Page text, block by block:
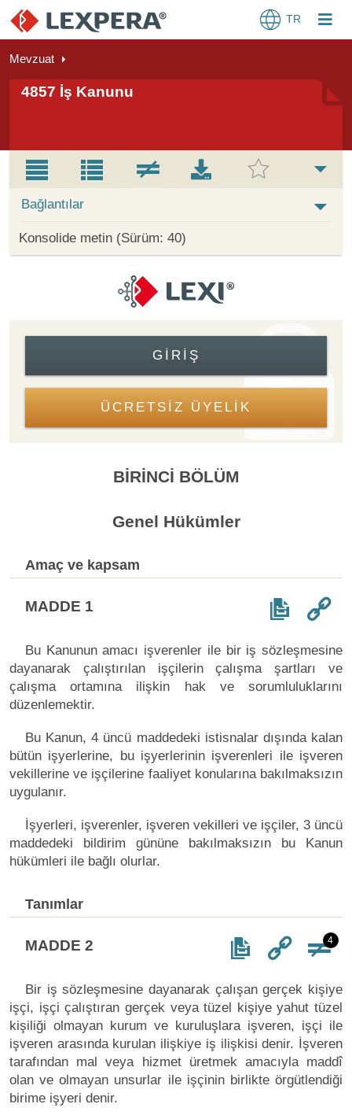
TR
Mevzuat
4857 İş Kanunu
Bağlantılar
Konsolide metin (Sürüm: 40)
GIRIŞ
ÜCRETSİZ ÜYELİK
BİRİNCİ BÖLÜM
Genel Hükümler
Amaç ve kapsam
MADDE 1
Bu Kanunun amacı işverenler ile bir iş sözleşmesine
dayanarak çalıştırılan işçilerin çalışma şartları ve
çalışma ortamına ilişkin hak ve sorumluluklarını
düzenlemektir.
Bu Kanun, 4 üncü maddedeki istisnalar dışında kalan
bütün işyerlerine, bu işyerlerinin işverenleri ile işveren
vekillerine ve işçilerine faaliyet konularına bakılmaksızın
uygulanır.
İşyerleri, işverenler, işveren vekilleri ve işçiler, 3 üncü
maddedeki bildirim gününe bakılmaksızın bu Kanun
hükümleri ile bağlı olurlar.
Tanımlar
MADDE 2 4
Bir iş sözleşmesine dayanarak çalışan gerçek kişiye
işçi, işçi çalıştıran gerçek veya tüzel kişiye yahut tüzel
kişiliği olmayan kurum ve kuruluşlara işveren, işçi ile
işveren arasında kurulan ilişkiye iş ilişkisi denir. İşveren
tarafından mal veya hizmet üretmek amacıyla maddî
olan ve olmayan unsurlar ile işçinin birlikte örgütlendiği
birime işyeri denir.